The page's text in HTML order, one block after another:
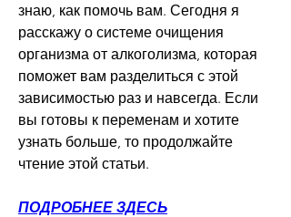
знаю, как помочь вам. Сегодня я
расскажу о системе очищения
организма от алкоголизма, которая
поможет вам разделиться с этой
зависимостью раз и навсегда. Если
вы готовы к переменам и хотите
узнать больше, то продолжайте
чтение этой статьи.
ПОДРОБНЕЕ ЗДЕСЬ